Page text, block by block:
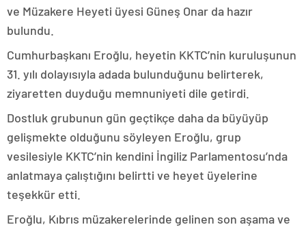
ve Müzakere Heyeti üyesi Güneş Onar da hazır
bulundu.
Cumhurbaşkanı Eroğlu, heyetin KKTC’nin kuruluşunun
31. yılı dolayısıyla adada bulunduğunu belirterek,
ziyaretten duyduğu memnuniyeti dile getirdi.
Dostluk grubunun gün geçtikçe daha da büyüyüp
gelişmekte olduğunu söyleyen Eroğlu, grup
vesilesiyle KKTC’nin kendini İngiliz Parlamentosu’nda
anlatmaya çalıştığını belirtti ve heyet üyelerine
teşekkür etti.
Eroğlu, Kıbrıs müzakerelerinde gelinen son aşama ve